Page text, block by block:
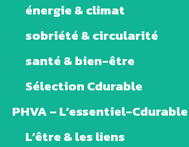
énergie & climat
sobriété & circularité
santé & bien-être
Sélection Cdurable
PHVA – L’essentiel-Cdurable
L’être & les liens